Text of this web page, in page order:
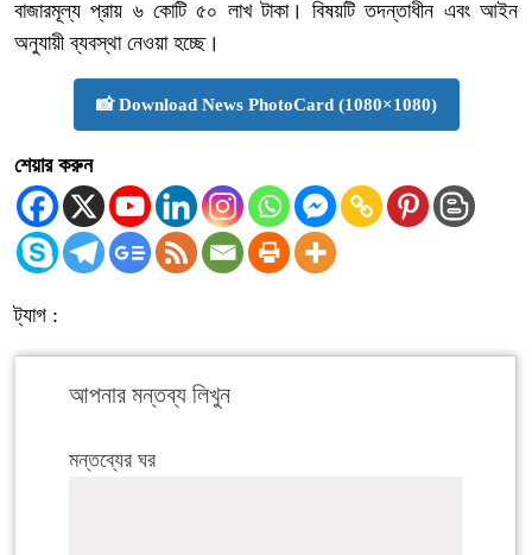
বাজারমূল্য প্রায় ৬ কোটি ৫০ লাখ টাকা। বিষয়টি তদন্তাধীন এবং আইন
অনুযায়ী ব্যবস্থা নেওয়া হচ্ছে।
📸 Download News PhotoCard (1080×1080)
শেয়ার করুন
ট্যাগ :
আপনার মন্তব্য লিখুন
মন্তব্যের ঘর